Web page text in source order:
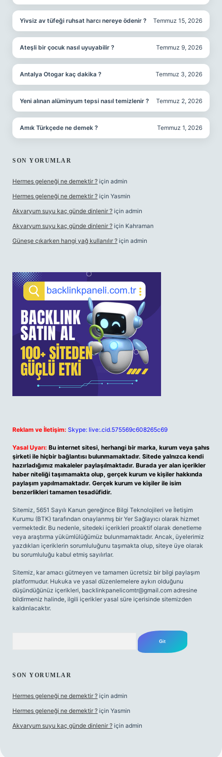
Yivsiz av tüfeği ruhsat harcı nereye ödenir ? Temmuz 15, 2026
Ateşli bir çocuk nasıl uyuyabilir ? Temmuz 9, 2026
Antalya Otogar kaç dakika ? Temmuz 3, 2026
Yeni alınan alüminyum tepsi nasıl temizlenir ? Temmuz 2, 2026
Amık Türkçede ne demek ? Temmuz 1, 2026
SON YORUMLAR
Hermes geleneği ne demektir ? için admin
Hermes geleneği ne demektir ? için Yasmin
Akvaryum suyu kaç günde dinlenir ? için admin
Akvaryum suyu kaç günde dinlenir ? için Kahraman
Güneşe çıkarken hangi yağ kullanılır ? için admin
Reklam ve İletişim: Skype: live:.cid.575569c608265c69
Yasal Uyarı: Bu internet sitesi, herhangi bir marka, kurum veya şahıs
şirketi ile hiçbir bağlantısı bulunmamaktadır. Sitede yalnızca kendi
hazırladığımız makaleler paylaşılmaktadır. Burada yer alan içerikler
haber niteliği taşımamakta olup, gerçek kurum ve kişiler hakkında
paylaşım yapılmamaktadır. Gerçek kurum ve kişiler ile isim
benzerlikleri tamamen tesadüfidir.
Sitemiz, 5651 Sayılı Kanun gereğince Bilgi Teknolojileri ve İletişim
Kurumu (BTK) tarafından onaylanmış bir Yer Sağlayıcı olarak hizmet
vermektedir. Bu nedenle, sitedeki içerikleri proaktif olarak denetleme
veya araştırma yükümlülüğümüz bulunmamaktadır. Ancak, üyelerimiz
yazdıkları içeriklerin sorumluluğunu taşımakta olup, siteye üye olarak
bu sorumluluğu kabul etmiş sayılırlar.
Sitemiz, kar amacı gütmeyen ve tamamen ücretsiz bir bilgi paylaşım
platformudur. Hukuka ve yasal düzenlemelere aykırı olduğunu
düşündüğünüz içerikleri, backlinkpanelicomtr@gmail.com adresine
bildirmeniz halinde, ilgili içerikler yasal süre içerisinde sitemizden
kaldırılacaktır.
SON YORUMLAR
Hermes geleneği ne demektir ? için admin
Hermes geleneği ne demektir ? için Yasmin
Akvaryum suyu kaç günde dinlenir ? için admin